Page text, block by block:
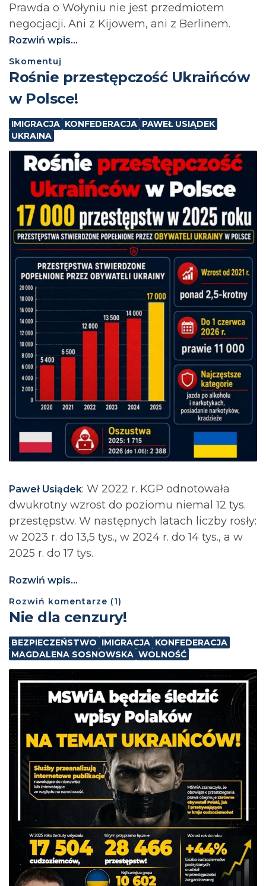
Prawda o Wołyniu nie jest przedmiotem
negocjacji. Ani z Kijowem, ani z Berlinem.⁩
Rozwiń wpis...
Skomentuj
Rośnie przestępczość Ukraińców
w Polsce!
IMIGRACJA KONFEDERACJA PAWEŁ USIĄDEK
UKRAINA
Paweł Usiądek: ⁨W 2022 r. KGP odnotowała
dwukrotny wzrost do poziomu niemal 12 tys.
przestępstw. W następnych latach liczby rosły:
w 2023 r. do 13,5 tys., w 2024 r. do 14 tys., a w
2025 r. do 17 tys.
Rozwiń wpis...
Rozwiń komentarze (1)
Nie dla cenzury!
BEZPIECZEŃSTWO IMIGRACJA KONFEDERACJA
MAGDALENA SOSNOWSKA WOLNOŚĆ